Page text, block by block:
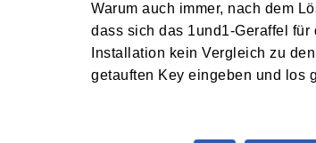
Warum auch immer, nach dem
dass sich das 1und1-Geraffel
Installation kein Vergleich zu
getauften Key eingeben und los